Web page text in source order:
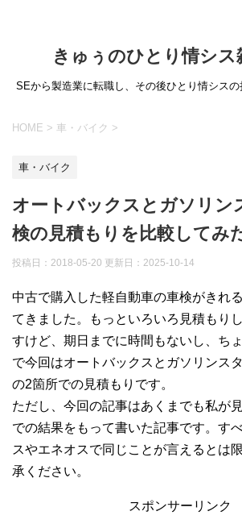
きゅぅのひとり情シス
SEから製造業に転職し、その後ひとり情シスの
HOME > 車・バイク >
車・バイク
オートバックスとガソリン
検の見積もりを比較してみ
投稿日：2018-05-20 更新日： 2025-10-14
中古で購入した軽自動車の車検がきれ
てきました。もっといろいろ見積もり
すけど、期日までに時間もないし、ち
で今回はオートバックスとガソリンス
の2箇所での見積もりです。
ただし、今回の記事はあくまでも私が
での結果をもって書いた記事です。す
スやエネオスで同じことが言えるとは
承ください。
スポンサーリンク